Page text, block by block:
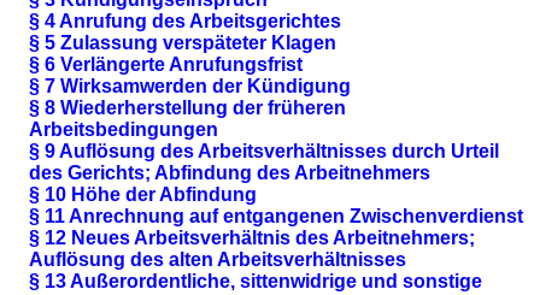
§ 4 Anrufung des Arbeitsgerichtes
§ 5 Zulassung verspäteter Klagen
§ 6 Verlängerte Anrufungsfrist
§ 7 Wirksamwerden der Kündigung
§ 8 Wiederherstellung der früheren
Arbeitsbedingungen
§ 9 Auflösung des Arbeitsverhältnisses durch Urteil
des Gerichts; Abfindung des Arbeitnehmers
§ 10 Höhe der Abfindung
§ 11 Anrechnung auf entgangenen Zwischenverdienst
§ 12 Neues Arbeitsverhältnis des Arbeitnehmers;
Auflösung des alten Arbeitsverhältnisses
§ 13 Außerordentliche, sittenwidrige und sonstige